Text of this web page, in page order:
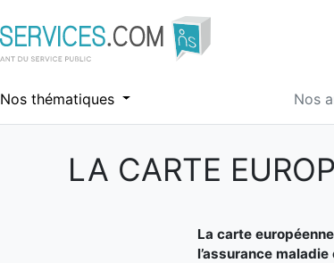
Nos thématiques Nos
LA CARTE
La carte
l’assurance